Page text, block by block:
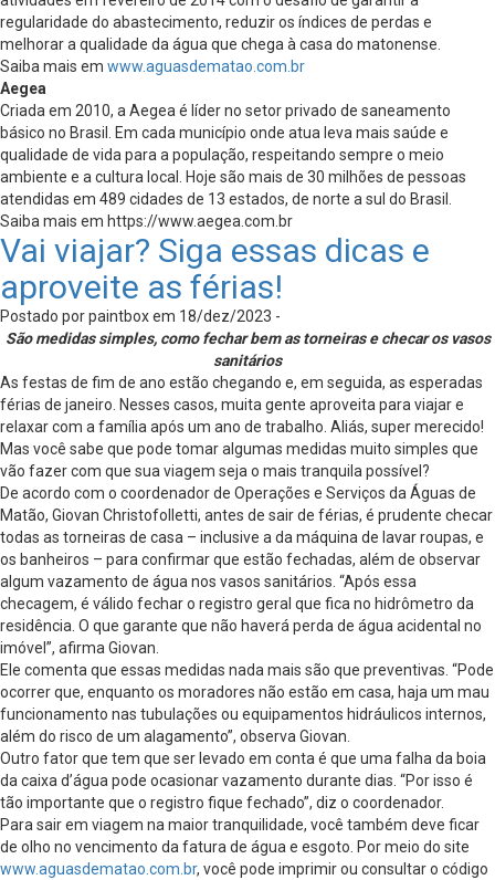
regularidade do abastecimento, reduzir os índices de perdas e
melhorar a qualidade da água que chega à casa do matonense.
Saiba mais em www.aguasdematao.com.br
Aegea
Criada em 2010, a Aegea é líder no setor privado de saneamento
básico no Brasil. Em cada município onde atua leva mais saúde e
qualidade de vida para a população, respeitando sempre o meio
ambiente e a cultura local. Hoje são mais de 30 milhões de pessoas
atendidas em 489 cidades de 13 estados, de norte a sul do Brasil.
Saiba mais em https://www.aegea.com.br
Vai viajar? Siga essas dicas e
aproveite as férias!
Postado por paintbox em 18/dez/2023 -
São medidas simples, como fechar bem as torneiras e checar os vasos
sanitários
As festas de fim de ano estão chegando e, em seguida, as esperadas
férias de janeiro. Nesses casos, muita gente aproveita para viajar e
relaxar com a família após um ano de trabalho. Aliás, super merecido!
Mas você sabe que pode tomar algumas medidas muito simples que
vão fazer com que sua viagem seja o mais tranquila possível?
De acordo com o coordenador de Operações e Serviços da Águas de
Matão, Giovan Christofolletti, antes de sair de férias, é prudente checar
todas as torneiras de casa – inclusive a da máquina de lavar roupas, e
os banheiros – para confirmar que estão fechadas, além de observar
algum vazamento de água nos vasos sanitários. “Após essa
checagem, é válido fechar o registro geral que fica no hidrômetro da
residência. O que garante que não haverá perda de água acidental no
imóvel”, afirma Giovan.
Ele comenta que essas medidas nada mais são que preventivas. “Pode
ocorrer que, enquanto os moradores não estão em casa, haja um mau
funcionamento nas tubulações ou equipamentos hidráulicos internos,
além do risco de um alagamento”, observa Giovan.
Outro fator que tem que ser levado em conta é que uma falha da boia
da caixa d’água pode ocasionar vazamento durante dias. “Por isso é
tão importante que o registro fique fechado”, diz o coordenador.
Para sair em viagem na maior tranquilidade, você também deve ficar
de olho no vencimento da fatura de água e esgoto. Por meio do site
www.aguasdematao.com.br, você pode imprimir ou consultar o código